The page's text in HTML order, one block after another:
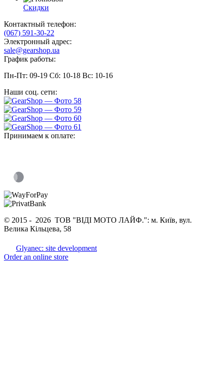
Скидки
Контактный телефон:
(067) 591-30-22
Электронный адрес:
sale@gearshop.ua
График работы:
Пн-Пт: 09-19 Сб: 10-18 Вс: 10-16
Наши соц. сети:
Принимаем к оплате:
© 2015 - 2026 ТОВ "ВІДІ МОТО ЛАЙФ.": м. Київ, вул.
Велика Кільцева, 58
Glyanec: site development
Order an online store